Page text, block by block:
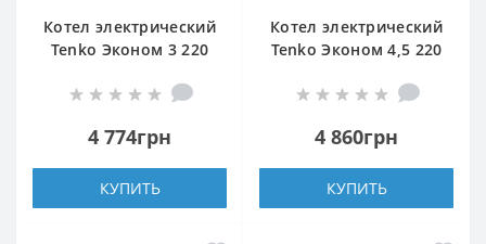
Котел электрический
Tenko Эконом 3 220
4 774грн
КУПИТЬ
Котел электрический
Tenko Эконом 4,5 220
4 860грн
КУПИТЬ